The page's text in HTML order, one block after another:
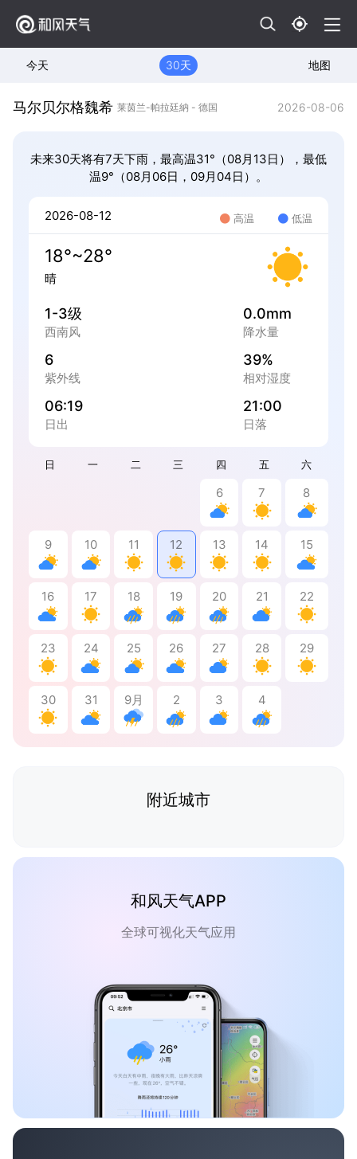
今天 30天 地图
马尔贝尔格魏希 莱茵兰-帕拉廷納 - 德国 2026-08-06
未来30天将有7天下雨，最高温31°（08月13日），最低
温9°（08月06日，09月04日）。
日 一 二 三 四 五 六
6 7 8
9 10 11 12 13 14 15
16 17 18 19 20 21 22
23 24 25 26 27 28 29
30 31 9月 2 3 4
2026-08-12 高温 低温
18°~28°
晴
1-3级
西南风
0.0mm
降水量
6
紫外线
39%
相对湿度
06:19
日出
21:00
日落
附近城市
和风天气APP
全球可视化天气应用